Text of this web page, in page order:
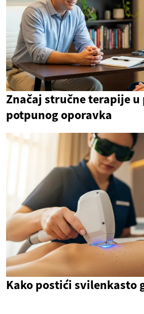
Značaj stručne terapije u
potpunog oporavka
Kako postići svilenkasto